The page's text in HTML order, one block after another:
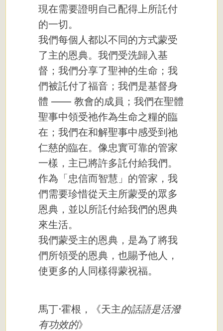
現在需要證明自己配得上所託付
的一切。
我們每個人都以不同的方式蒙受
了主的恩典。我們受洗歸入基
督；我們分享了聖神的生命；我
們被託付了福音；我們是基督身
體 —— 教會的成員；我們在聖體
聖事中領受祂作為生命之糧的臨
在；我們在和解聖事中感受到祂
仁慈的臨在。像忠實可靠的管家
一樣，主已將許多託付給我們。
作為「忠信而智慧」的管家，我
們需要珍惜從天主所蒙受的眾多
恩典，並以所託付給我們的恩典
來生活。
我們蒙受主的恩典，是為了將我
們所領受的恩典，也賜予他人，
使更多的人同樣得蒙祝福。
馬丁·霍根，《天主的話語是活潑
有功效的》